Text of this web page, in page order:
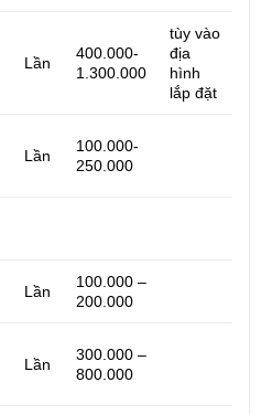
Lần
400.000-
1.300.000
tùy vào
địa
hình
lắp đặt
Lần
100.000-
250.000
Lần
100.000 –
200.000
Lần
300.000 –
800.000